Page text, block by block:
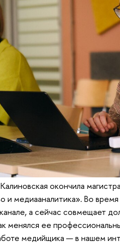
окончила
и медиааналитика». Во
а сейчас совмещает
менялся ее
медийщика — в нашем